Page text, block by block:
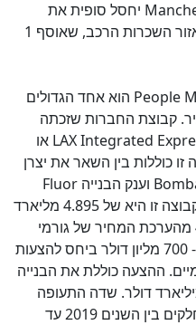
יחסל סופית את
הצורך להמתנת רכב פרטי לעבר אזור השכרות הרכב, שאוסף 1
People הוא אחד הגדולים
קבוצת החברות שזכתה
LAX Integrated או
כוללות בין השאר את יצרן
וענק הבנייה Fluor
. הצעת המחיר של קבוצה זו היא של 4.895 מליארד
דולר והיא הייתה נמוכה יותר ב 4% מהערכת המחיר של גורמי
שדה התעופה הרישמיים ונמוכה ב- 700 מליון דולר ביחס להצעות
ההצעה כוללת את הבנייה
ומוערכת בהיקף של 1.95 מיליארד דולר. שדה התעופה
ב- 6 חלקים בין השנים 2019 עד